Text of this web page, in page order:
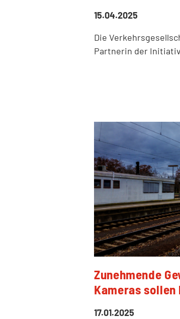
15.04.2025
Die
Partnerin der
Zunehmende
Kameras sollen
17.01.2025